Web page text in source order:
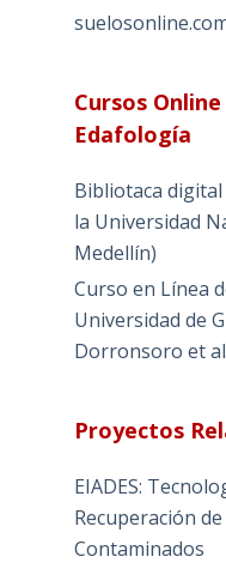
Cursos
Edafología
Bibliotaca digital
la Universidad
Medellín)
Curso en Línea
Universidad de
Dorronsoro et
Proyectos
EIADES:
Recuperación
Contaminados